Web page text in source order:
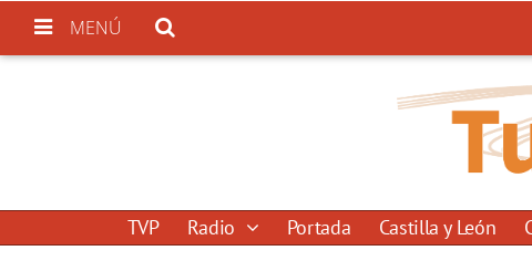
MENÚ
TVP Radio Portada Castilla y León